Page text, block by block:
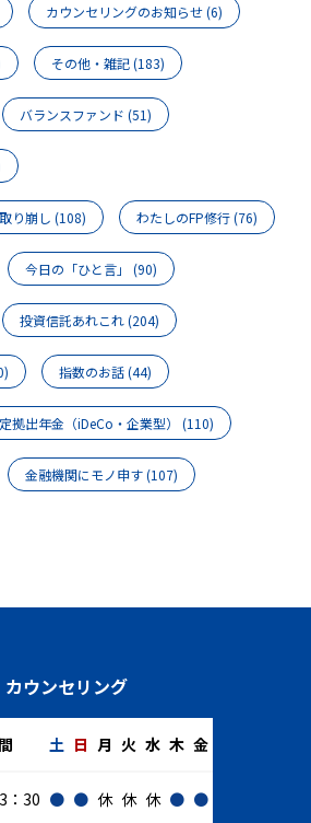
カウンセリングのお知らせ(6)
その他・雑記(183)
バランスファンド (51)
り崩し (108) わたしのFP修行(76)
今日の「ひと言」 (90)
投資信託あれこれ(204)
指数のお話(44)
拠出年金（iDeCo・企業型） (110)
金融機関にモノ申す(107)
カウンセリング
土 日 月 火 水 木 金
：30 ● ● 休 休 休 ● ●